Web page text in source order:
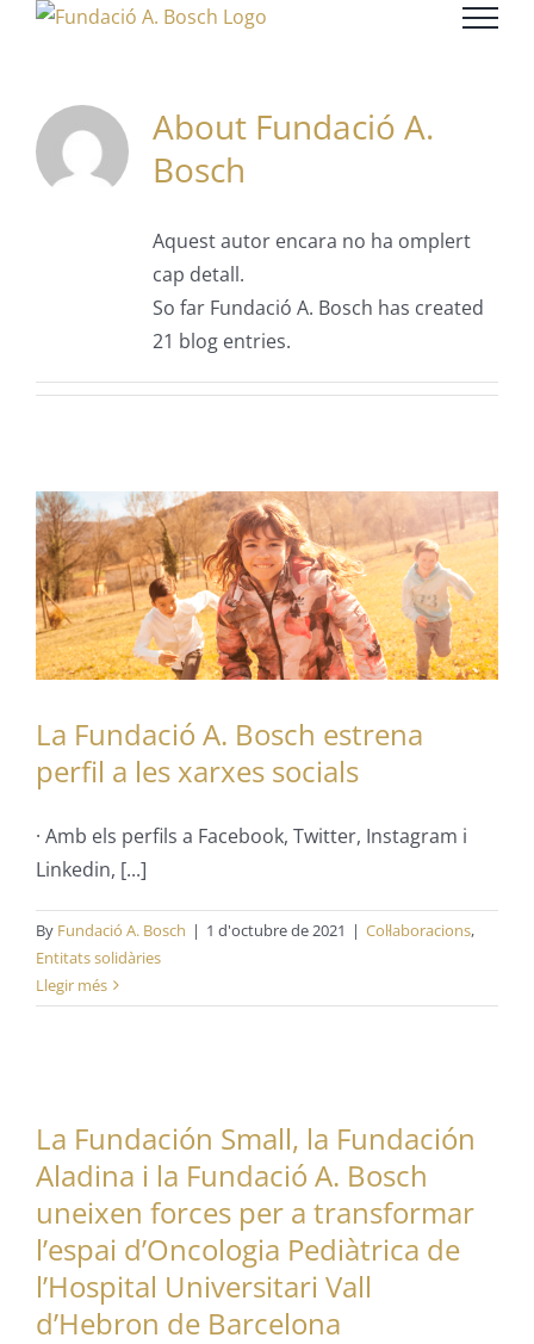
About Fundació A.
Bosch
Aquest autor encara no ha omplert
cap detall.
So far Fundació A. Bosch has created
21 blog entries.
La Fundació A. Bosch estrena
perfil a les xarxes socials
· Amb els perfils a Facebook, Twitter, Instagram i
Linkedin, [...]
By Fundació A. Bosch | 1 d'octubre de 2021 | Col·laboracions,
Entitats solidàries
Llegir més
La Fundación Small, la Fundación
Aladina i la Fundació A. Bosch
uneixen forces per a transformar
l’espai d’Oncologia Pediàtrica de
l’Hospital Universitari Vall
d’Hebron de Barcelona